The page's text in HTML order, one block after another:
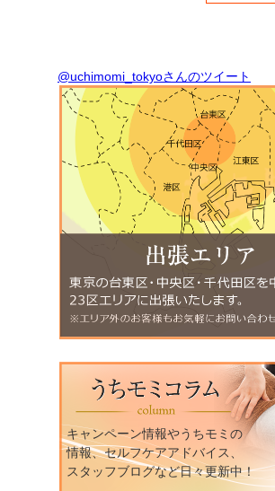
@uchimomi_tokyoさんのツイート
キャンペーン情報やうちモミの
情報、セルフケアアドバイス、
スタッフブログなど日々更新中！